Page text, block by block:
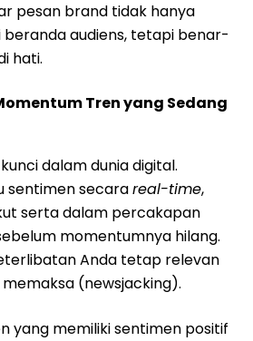
pesan brand tidak hanya
beranda audiens, tetapi benar-
hati.
Tren yang Sedang
dalam dunia digital.
sentimen secarareal-time,
serta dalam percakapan
momentumnya hilang.
Anda tetap relevan
(newsjacking).
yang memiliki sentimen positif